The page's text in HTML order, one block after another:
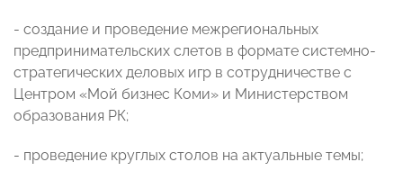
- создание и проведение межрегиональных
предпринимательских слетов в формате системно-
стратегических деловых игр в сотрудничестве с
Центром «Мой бизнес Коми» и Министерством
образования РК;
- проведение круглых столов на актуальные темы;